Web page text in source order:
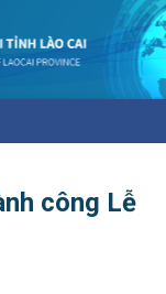
công Lễ